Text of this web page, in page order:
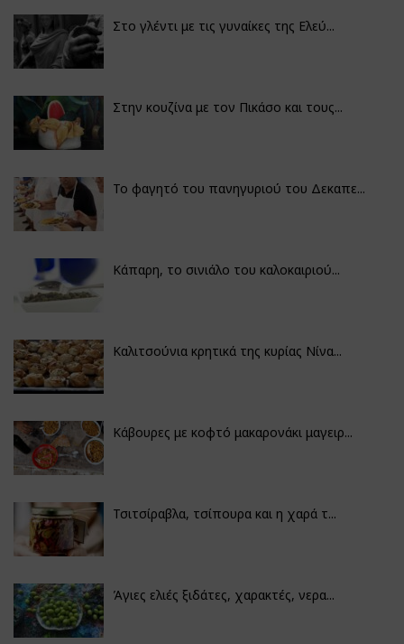
Στο γλέντι με τις γυναίκες της Ελεύ...
Στην κουζίνα με τον Πικάσο και τους...
Το φαγητό του πανηγυριού του Δεκαπε...
Κάπαρη, το σινιάλο του καλοκαιριού...
Καλιτσούνια κρητικά της κυρίας Νίνα...
Κάβουρες με κοφτό μακαρονάκι μαγειρ...
Τσιτσίραβλα, τσίπουρα και η χαρά τ...
Άγιες ελιές ξιδάτες, χαρακτές, νερα...